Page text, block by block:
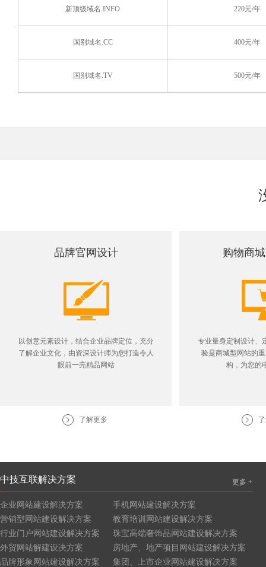
新顶级域名.INFO 220元/年
国别域名.CC 400元/年
国别域名.TV 500元/年
品牌官网设计
以创意元素设计，结合企业品牌定位，充分
了解企业文化，由资深设计师为您打造令人
眼前一亮精品网站
了解更多
购物商
专业量身定制设计、
验是商城型网站的
构，为您的
更多 +
中技互联解决方案
企业网站建设解决方案
营销型网站建设解决方案
行业门户网站建设解决方案
外贸网站解建设决方案
品牌形象网站建设解决方案
手机网站建设解决方案
教育培训网站建设解决方案
珠宝高端奢饰品网站建设解决方案
房地产、地产项目网站建设解决方案
集团、上市企业网站建设解决方案